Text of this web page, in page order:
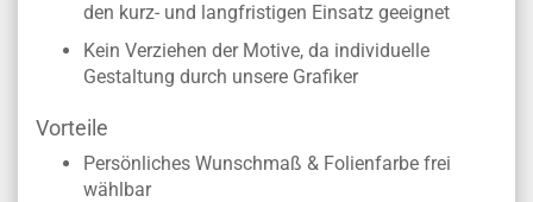
den kurz- und langfristigen Einsatz geeignet
Kein Verziehen der Motive, da individuelle
Gestaltung durch unsere Grafiker
Vorteile
Persönliches Wunschmaß & Folienfarbe frei
wählbar